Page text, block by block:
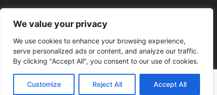
We value your privacy
We use cookies to enhance your browsing experience,
serve personalized ads or content, and analyze our traffic.
By clicking "Accept All", you consent to our use of cookies.
Customize Reject All Accept All
ПОСЛЕДВАЙТЕ НИ